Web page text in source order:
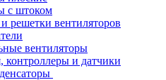
с штоком
решетки вентиляторов
вентиляторы
контроллеры и датчики